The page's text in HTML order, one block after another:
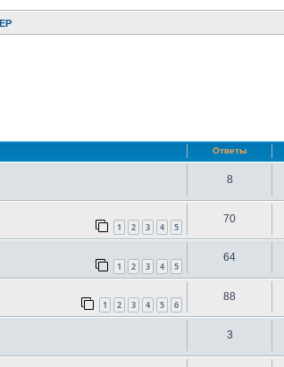
Ответы
8
1 2 3 4 5
70
1 2 3 4 5
64
1 2 3 4 5 6
88
3